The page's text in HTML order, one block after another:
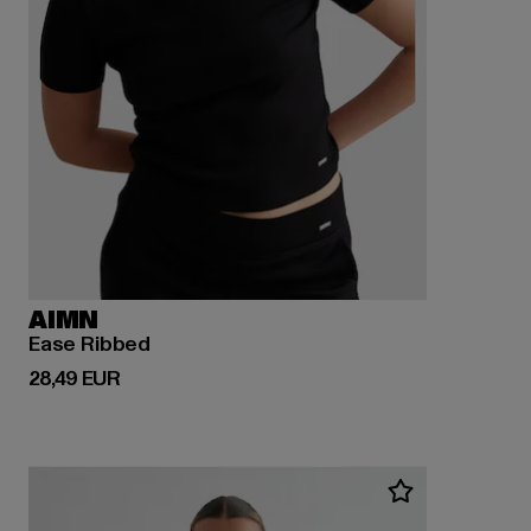
AIMN
Ease Ribbed
28,49 EUR
Derzeitiger Preis: 28,49 EUR